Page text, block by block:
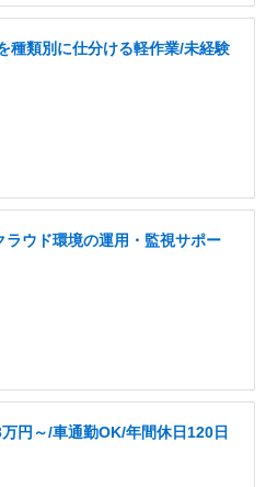
種類別に仕分ける軽作業/未経験
ウド環境の運用・監視サポー
円～/車通勤OK/年間休日120日